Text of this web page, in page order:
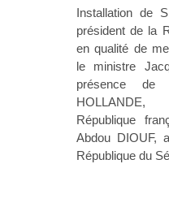
Installation de
président de la
en qualité de
le ministre
présence de
République
Abdou DIOUF,
République du